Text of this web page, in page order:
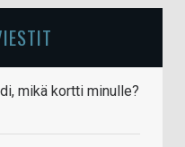
mikä kortti minulle?